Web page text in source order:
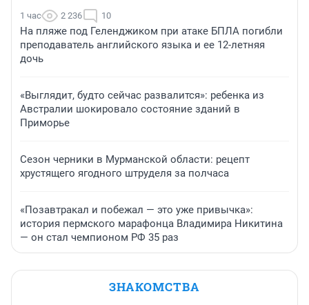
1 час 2 236 10
На пляже под Геленджиком при атаке БПЛА погибли
преподаватель английского языка и ее 12-летняя
дочь
«Выглядит, будто сейчас развалится»: ребенка из
Австралии шокировало состояние зданий в
Приморье
Сезон черники в Мурманской области: рецепт
хрустящего ягодного штруделя за полчаса
«Позавтракал и побежал — это уже привычка»:
история пермского марафонца Владимира Никитина
— он стал чемпионом РФ 35 раз
ЗНАКОМСТВА